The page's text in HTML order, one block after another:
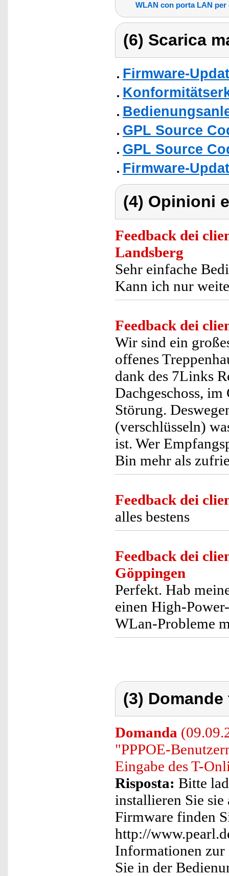
WLAN con porta LAN
(6) Scarica
Firmware-
GPL Source
GPL Source
Firmware-
(4) Opinioni
Feedback dei
Landsberg
Sehr einfache
Kann ich nur
Feedback dei
Wir sind ein
offenes
dank des 7Links
Dachgeschoss,
Störung.
(verschlüsseln)
ist. Wer
Bin mehr als
Feedback dei
alles bestens
Feedback dei
Göppingen
Perfekt. Hab
einen High-
WLan-Probleme
(3)
Domanda
"PPPOE-
Eingabe des T-
Risposta: Bitte
installieren Sie
Firmware finden
http://
Informationen zur
Sie in der